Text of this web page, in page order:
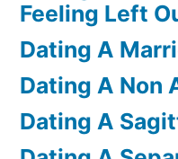
Feeling Left
Dating A
Dating A Non
Dating A